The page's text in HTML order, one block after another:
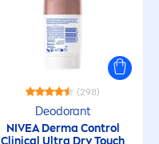
(298)
Deodorant
NIVEADerma Control
Clinical Ultra Dry Touch